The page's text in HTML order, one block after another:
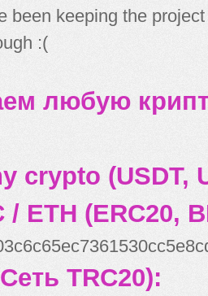
been keeping the
:(
любую
crypto (USDT,
/ ETH (ERC20,
TRC20):